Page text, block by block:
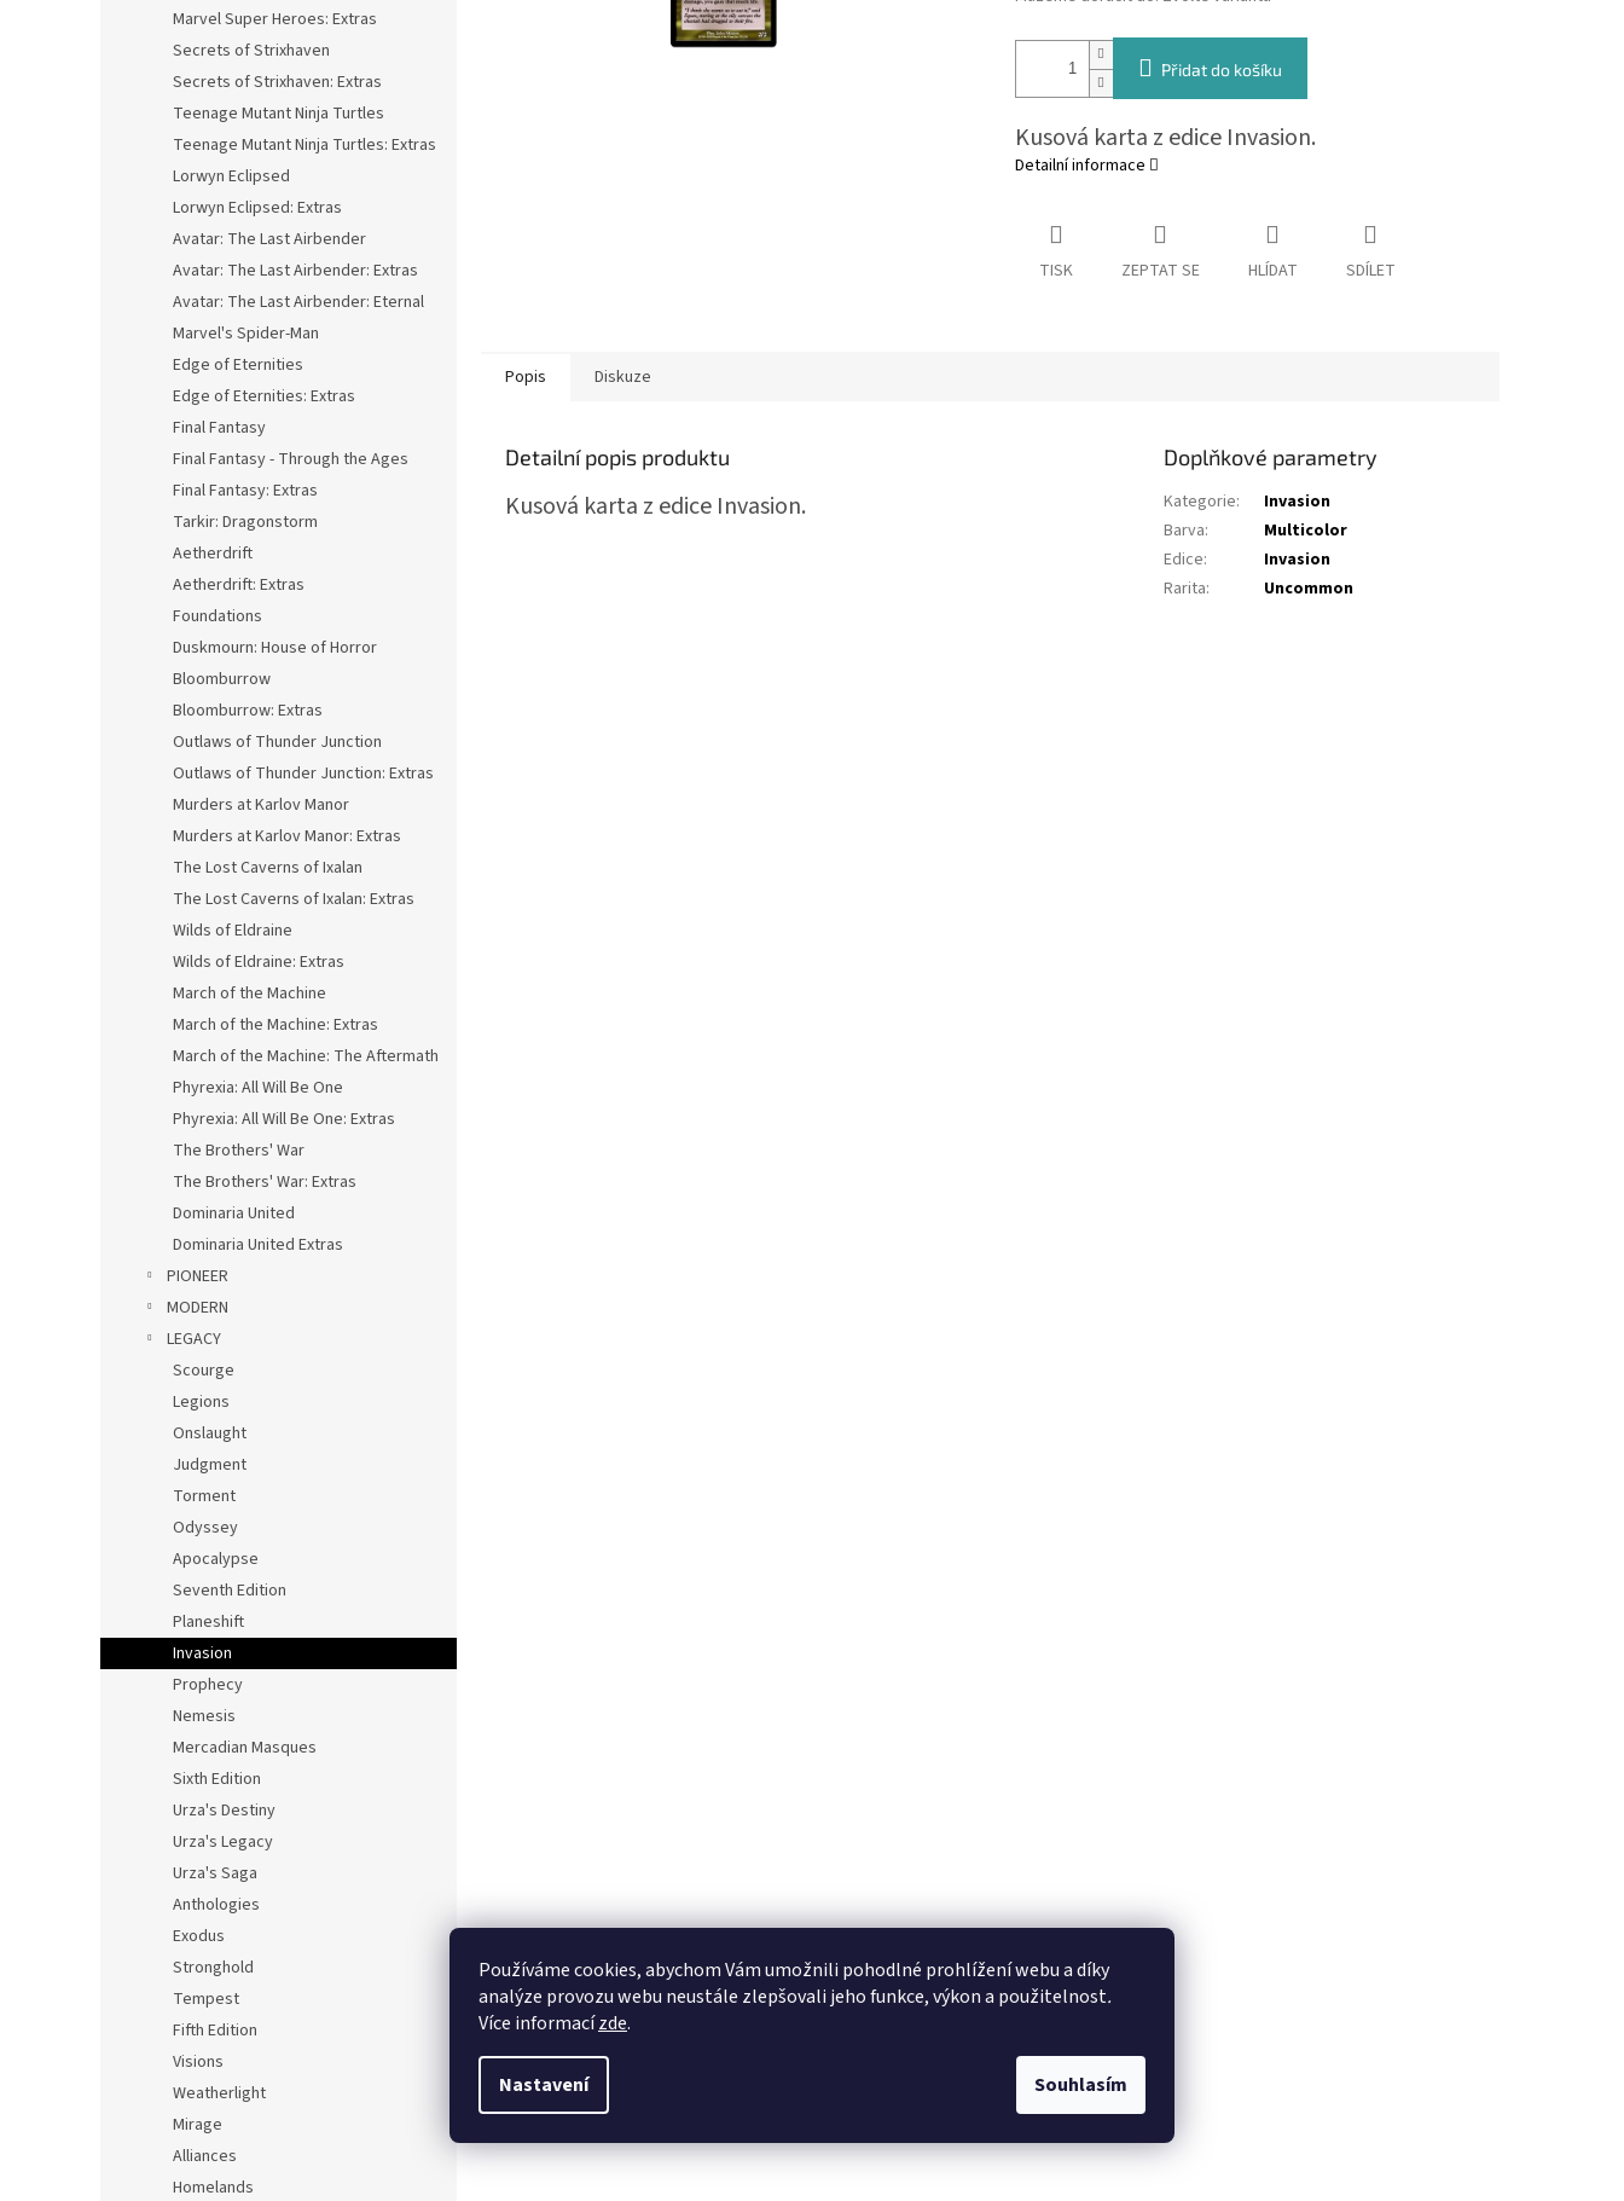
Používáme cookies, abychom Vám umožnili pohodlné prohlížení webu a díky
analýze provozu webu neustále zlepšovali jeho funkce, výkon a použitelnost.
Více informacízde.
Nastavení Souhlasím
Marvel Super Heroes: Extras
Secrets of Strixhaven
Secrets of Strixhaven: Extras
Teenage Mutant Ninja Turtles
Teenage Mutant Ninja Turtles: Extras
Lorwyn Eclipsed
Lorwyn Eclipsed: Extras
Avatar: The Last Airbender
Avatar: The Last Airbender: Extras
Avatar: The Last Airbender: Eternal
Marvel's Spider-Man
Edge of Eternities
Edge of Eternities: Extras
Final Fantasy
Final Fantasy - Through the Ages
Final Fantasy: Extras
Tarkir: Dragonstorm
Aetherdrift
Aetherdrift: Extras
Foundations
Duskmourn: House of Horror
Bloomburrow
Bloomburrow: Extras
Outlaws of Thunder Junction
Outlaws of Thunder Junction: Extras
Murders at Karlov Manor
Murders at Karlov Manor: Extras
The Lost Caverns of Ixalan
The Lost Caverns of Ixalan: Extras
Wilds of Eldraine
Wilds of Eldraine: Extras
March of the Machine
March of the Machine: Extras
March of the Machine: The Aftermath
Phyrexia: All Will Be One
Phyrexia: All Will Be One: Extras
The Brothers' War
The Brothers' War: Extras
Dominaria United
Dominaria United Extras
PIONEER
MODERN
LEGACY
Scourge
Legions
Onslaught
Judgment
Torment
Odyssey
Apocalypse
Seventh Edition
Planeshift
Invasion
Prophecy
Nemesis
Mercadian Masques
Sixth Edition
Urza's Destiny
Urza's Legacy
Urza's Saga
Anthologies
Exodus
Stronghold
Tempest
Fifth Edition
Visions
Weatherlight
Mirage
Alliances
Homelands
Přidat do košíku
Kusová karta z edice Invasion.
Detailní informace
TISK ZEPTAT SE HLÍDAT SDÍLET
Popis Diskuze
Detailní popis produktu
Kusová karta z edice Invasion.
Doplňkové parametry
Kategorie:
Invasion
Barva:
Multicolor
Edice:
Invasion
Rarita: Uncommon